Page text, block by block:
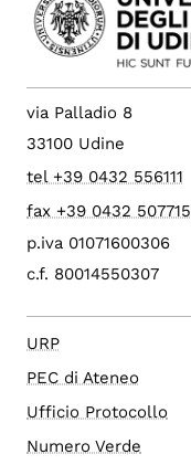
via Palladio 8
33100 Udine
tel +39 0432 556111
fax +39 0432 507715
p.iva 01071600306
c.f. 80014550307
URP
PEC di Ateneo
Ufficio Protocollo
Numero Verde